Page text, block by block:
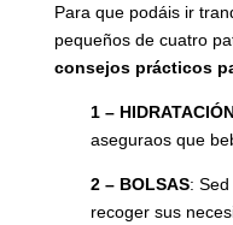
Para que podáis ir
pequeños de cuatro
consejos prácticos
1 –
aseguraos que
2 – BOLSAS:
recoger sus